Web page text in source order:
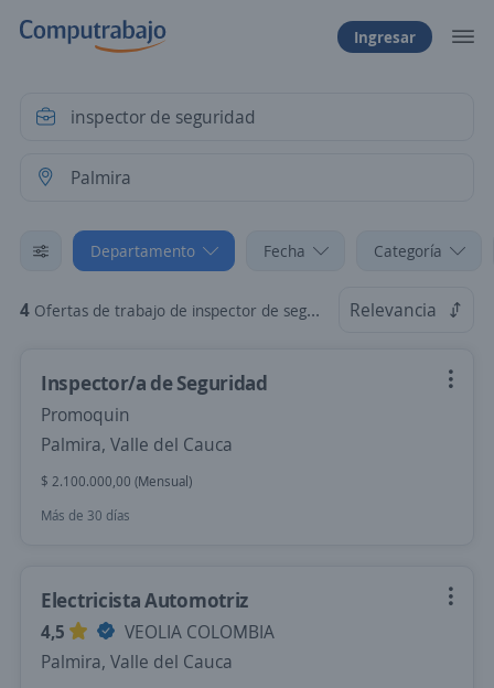
Ingresar
Departamento Fecha Categoría
4 Ofertas de trabajo de inspector de seguridad en Palmira, Valle del Cauca Relevancia
Inspector/a de Seguridad
Promoquin
Palmira, Valle del Cauca
$ 2.100.000,00 (Mensual)
Más de 30 días
Electricista Automotriz
4,5
VEOLIA COLOMBIA
Palmira, Valle del Cauca